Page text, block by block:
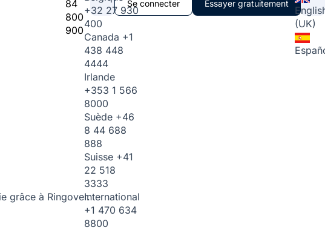
grâce à Ringover.
84
800
900
+32 27 930
400
Canada +1
438 448
4444
Irlande
+353 1 566
8000
Suède +46
8 44 688
888
Suisse +41
22 518
3333
International
+1 470 634
8800
Se connecter Essayer gratuitement
(UK)